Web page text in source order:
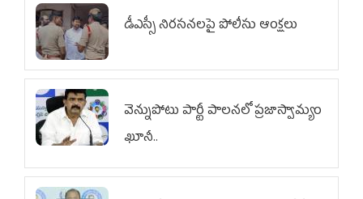
డీఎస్సీ నిరసనలపై పోలీసు ఆంక్షలు
వెన్నుపోటు పార్టీ పాలనలో ప్రజాస్వామ్యం
ఖూనీ..